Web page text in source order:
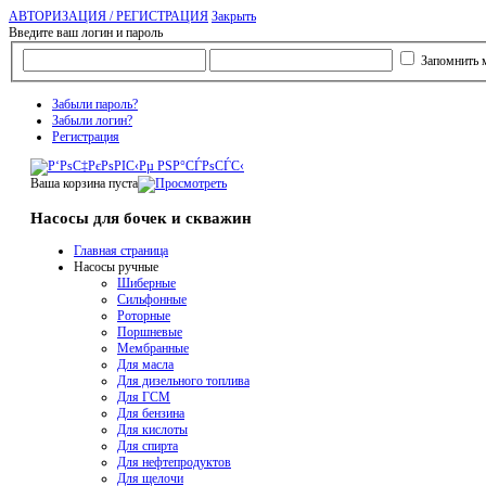
АВТОРИЗАЦИЯ / РЕГИСТРАЦИЯ Закрыть
Введите ваш логин и пароль
Запомнить
Забыли пароль?
Забыли логин?
Регистрация
Ваша корзина пуста
Насосы для бочек и скважин
Главная страница
Насосы ручные
Шиберные
Сильфонные
Роторные
Поршневые
Мембранные
Для масла
Для дизельного топлива
Для ГСМ
Для бензина
Для кислоты
Для спирта
Для нефтепродуктов
Для щелочи